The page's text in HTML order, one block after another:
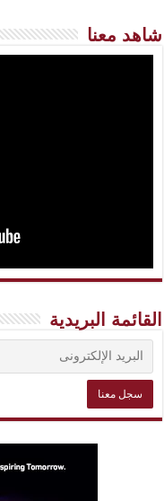
شاهد معنا
القائمة البريدية